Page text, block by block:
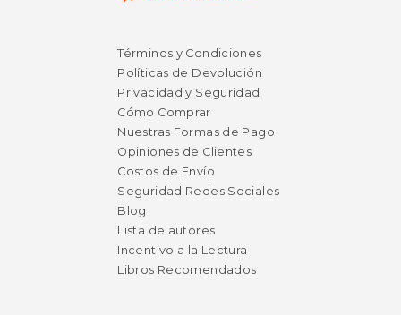
Términos y Condiciones
Políticas de Devolución
Privacidad y Seguridad
Cómo Comprar
Nuestras Formas de Pago
Opiniones de Clientes
Costos de Envío
Seguridad Redes Sociales
Blog
Lista de autores
Incentivo a la Lectura
Libros Recomendados